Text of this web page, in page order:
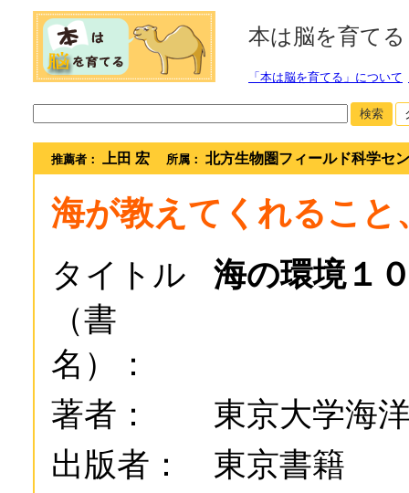
本は脳を育て
「本は脳を育てる」について
検索
推薦者： 上田 宏 所属： 北方生物圏フィールド科学セ
海が教えてくれるこ
タイトル
（書
名）：
海の環境１
著者：
東京大学海
出版者：
東京書籍